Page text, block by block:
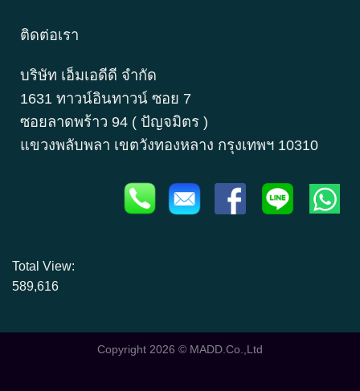
ติดต่อเรา
บริษัท เอ็มเอดีดี จำกัด
1631 ทาวน์อินทาวน์ ซอย 7
ซอยลาดพร้าว 94 ( ปัญจมิตร )
แขวงพลับพลา เขตวังทองหลาง กรุงเทพฯ 10310
Total View:
589,616
Copyright 2026 © MADD.Co.,Ltd